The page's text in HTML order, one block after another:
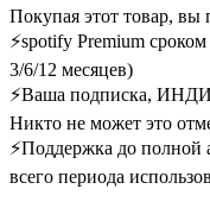
Покупая этот товар, вы
⚡spotify Premium
3/6/12 месяцев)
⚡️Ваша подписка,
Никто не может это
⚡️Поддержка до полной
всего периода